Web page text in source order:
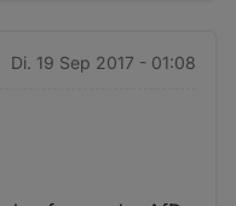
Di. 19 Sep 2017 - 01:08